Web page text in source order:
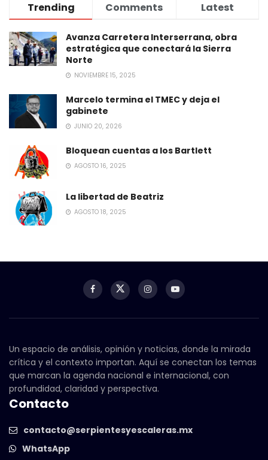
Trending Comments Latest
Avanza Carretera Interserrana, obra
estratégica que conectará la Sierra
Norte
NOVIEMBRE 15, 2025
Marcelo termina el TMEC y deja el
gabinete
JUNIO 20, 2026
Bloquean cuentas a los Bartlett
AGOSTO 16, 2025
La libertad de Beatriz
AGOSTO 18, 2025
Un espacio de análisis, opinión y noticias, donde la mirada
crítica y el contexto importan. Aquí se conectan los temas
que marcan la agenda nacional e internacional, con
profundidad, claridad y perspectiva.
Contacto
contacto@serpientesyescaleras.mx
WhatsApp